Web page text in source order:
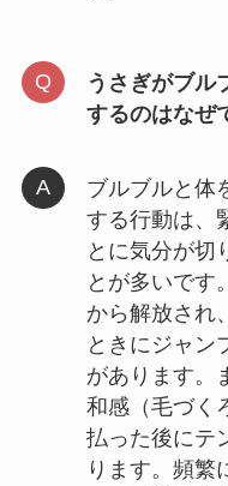
うさぎがブル
するのはなぜ
ブルブルと体
する行動は、
とに気分が切
とが多いです
から解放され
ときにジャン
があります。
和感（毛づく
払った後にテ
ります。頻繁